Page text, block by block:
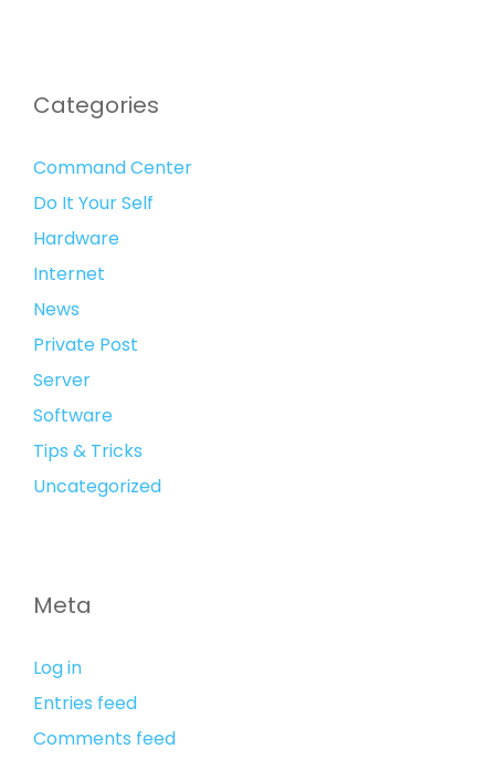
Categories
Command Center
Do It Your Self
Hardware
Internet
News
Private Post
Server
Software
Tips & Tricks
Uncategorized
Meta
Log in
Entries feed
Comments feed